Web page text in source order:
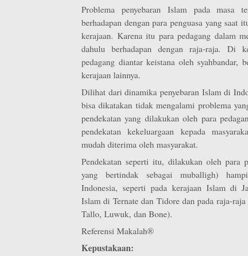
Problema penyebaran Islam pada masa
berhadapan dengan para penguasa yang saat
kerajaan. Karena itu para pedagang dalam
dahulu berhadapan dengan raja-raja. Di
pedagang diantar keistana oleh syahbandar,
kerajaan lainnya.
Dilihat dari dinamika penyebaran Islam di
bisa dikatakan tidak mengalami problema
pendekatan yang dilakukan oleh para
pendekatan kekeluargaan kepada
mudah diterima oleh masyarakat.
Pendekatan seperti itu, dilakukan oleh para
yang bertindak sebagai muballigh)
Indonesia, seperti pada kerajaan Islam di
Islam di Ternate dan Tidore dan pada raja-
Tallo, Luwuk, dan Bone).
Referensi Makalah®
Kepustakaan: